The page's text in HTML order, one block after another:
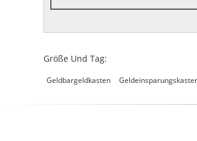
Größe Und Tag:
Geldbargeldkasten